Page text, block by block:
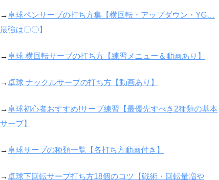
→卓球ペンサーブの打ち方集【横回転・アップダウン・YG…
最強は〇〇】
→卓球 横回転サーブの打ち方【練習メニュー＆動画あり】
→卓球 ナックルサーブの打ち方【動画あり】
→卓球初心者おすすめ!サーブ練習【最優先すべき2種類の基本
サーブ】
→卓球サーブの種類一覧【各打ち方動画付き】
→卓球下回転サーブ打ち方18個のコツ【戦術・回転量増や